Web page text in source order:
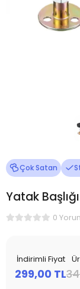
Çok Satan
Yatak
0
İndirimli Fiyat
299,00 TL